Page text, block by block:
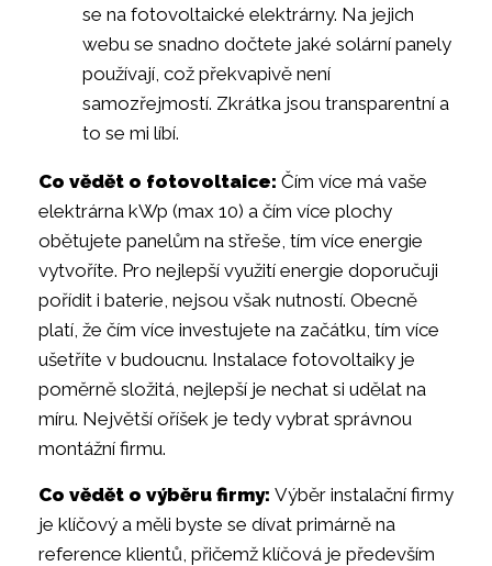
se na fotovoltaické elektrárny. Na jejich
webu se snadno dočtete jaké solární panely
používají, což překvapivě není
samozřejmostí. Zkrátka jsou transparentní a
to se mi líbí.
Co vědět o fotovoltaice: Čím více má vaše
elektrárna kWp (max 10) a čím více plochy
obětujete panelům na střeše, tím více energie
vytvoříte. Pro nejlepší využití energie doporučuji
pořídit i baterie, nejsou však nutností. Obecně
platí, že čím více investujete na začátku, tím více
ušetříte v budoucnu. Instalace fotovoltaiky je
poměrně složitá, nejlepší je nechat si udělat na
míru. Největší oříšek je tedy vybrat správnou
montážní firmu.
Co vědět o výběru firmy: Výběr instalační firmy
je klíčový a měli byste se dívat primárně na
reference klientů, přičemž klíčová je především